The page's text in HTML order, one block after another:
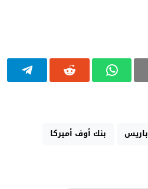
باريس
بنك أوف أميركا